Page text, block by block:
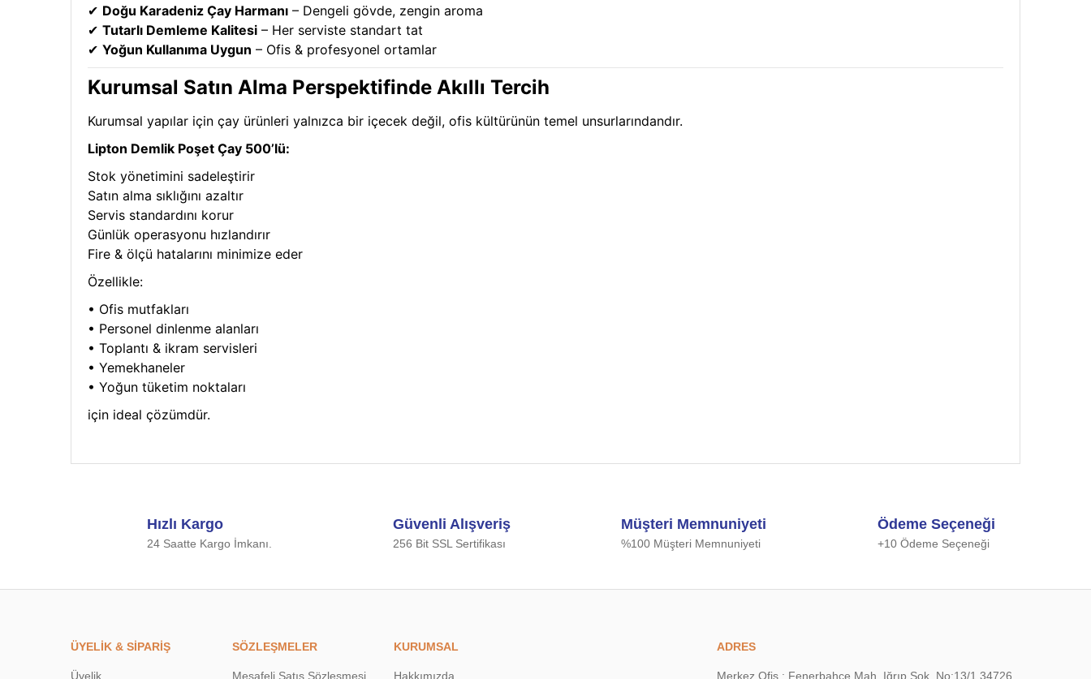
✔ Doğu Karadeniz Çay Harmanı – Dengeli gövde, zengin aroma
✔ Tutarlı Demleme Kalitesi – Her serviste standart tat
✔ Yoğun Kullanıma Uygun – Ofis & profesyonel ortamlar
Kurumsal Satın Alma Perspektifinde Akıllı Tercih
Kurumsal yapılar için çay ürünleri yalnızca bir içecek değil, ofis kültürünün temel unsurlarındandır.
Lipton Demlik Poşet Çay 500’lü:
Stok yönetimini sadeleştirir
Satın alma sıklığını azaltır
Servis standardını korur
Günlük operasyonu hızlandırır
Fire & ölçü hatalarını minimize eder
Özellikle:
• Ofis mutfakları
• Personel dinlenme alanları
• Toplantı & ikram servisleri
• Yemekhaneler
• Yoğun tüketim noktaları
için ideal çözümdür.
Bu ürünün fiyat bilgisi, resim, ürün açıklamalarında ve diğer konularda yetersiz gördüğünüz noktaları öneri formunu kullanarak tarafımıza iletebilirsiniz.
Ürün resmi kalitesiz, bozuk veya görüntülenemiyor.
Ürün açıklamasında eksik bilgiler bulunuyor.
Ürün fiyatı diğer sitelerden daha pahalı.
Hızlı Kargo
24 Saatte Kargo İmkanı.
Güvenli Alışveriş
256 Bit SSL Sertifikası
Müşteri Memnuniyeti
%100 Müşteri Memnuniyeti
Ödeme Seçeneği
+10 Ödeme Seçeneği
ÜYELİK & SİPARİŞ
Üyelik
SÖZLEŞMELER
Mesafeli Satış Sözleşmesi
KURUMSAL
Hakkımızda
ADRES
Merkez Ofis : Fenerbahçe Mah. Iğrıp Sok. No:13/1 34726